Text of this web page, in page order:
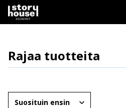
Rajaa tuotteita
Osasto
Järjestä